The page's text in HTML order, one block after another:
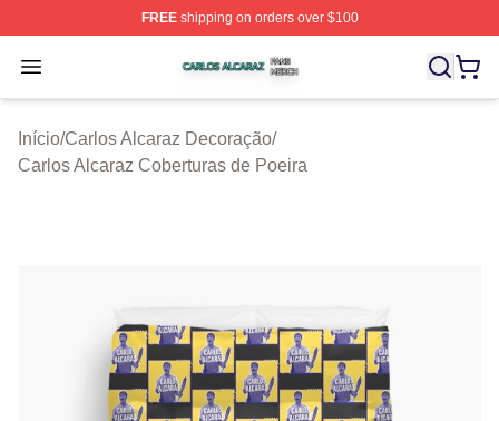
FREEshipping on orders over $100
Open menu
Carlos Alcaraz Shop ⚡️ Officially Licensed Carlos
Início/Carlos Alcaraz Decoração/
Carlos Alcaraz Coberturas de Poeira